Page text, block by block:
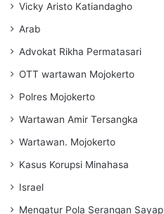
Vicky Aristo Katiandagho
Arab
Advokat Rikha Permatasari
OTT wartawan Mojokerto
Polres Mojokerto
Wartawan Amir Tersangka
Wartawan. Mojokerto
Kasus Korupsi Minahasa
Israel
Mengatur Pola Serangan Sayap